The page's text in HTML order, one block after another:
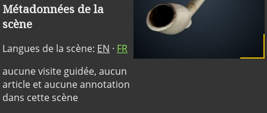
Métadonnées de la
scène
Langues de la scène: EN · FR
aucune visite guidée, aucun
article et aucune annotation
dans cette scène